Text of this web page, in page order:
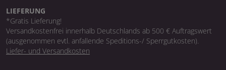
LIEFERUNG
*Gratis Lieferung!
Versandkostenfrei innerhalb Deutschlands ab 500 € Auftragswert
(ausgenommen evtl. anfallende Speditions-/ Sperrgutkosten).
Liefer- und Versandkosten